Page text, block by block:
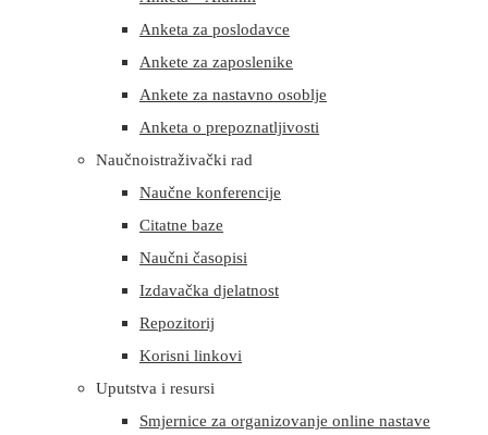
Anketa za poslodavce
Ankete za zaposlenike
Ankete za nastavno osoblje
Anketa o prepoznatljivosti
Naučnoistraživački rad
Naučne konferencije
Citatne baze
Naučni časopisi
Izdavačka djelatnost
Repozitorij
Korisni linkovi
Uputstva i resursi
Smjernice za organizovanje online nastave